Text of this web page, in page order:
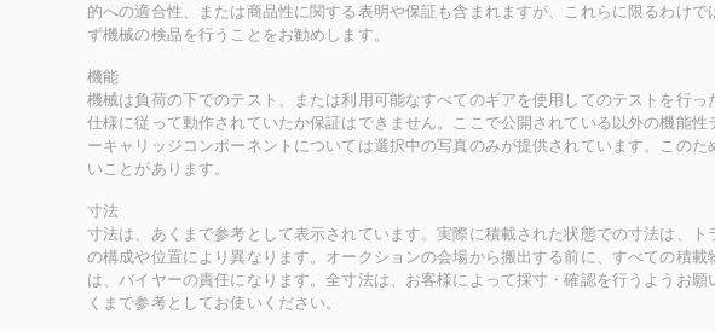
的への適合性、または商品性に関する表明や保証も含まれますが、これらに限るわけ
ず機械の検品を行うことをお勧めします。
機能
機械は負荷の下でのテスト、または利用可能なすべてのギアを使用してのテストを行
仕様に従って動作されていたか保証はできません。ここで公開されている以外の機能
ーキャリッジコンポーネントについては選択中の写真のみが提供されています。この
いことがあります。
寸法
寸法は、あくまで参考として表示されています。実際に積載された状態での寸法は、
の構成や位置により異なります。オークションの会場から搬出する前に、すべての積
は、バイヤーの責任になります。全寸法は、お客様によって採寸・確認を行うようお
くまで参考としてお使いください。